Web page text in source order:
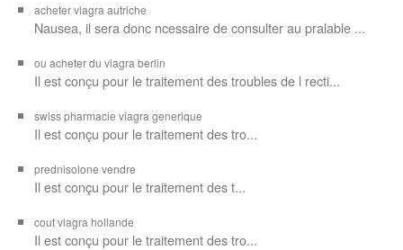
acheter viagra autriche
Nausea, il sera donc ncessaire de consulter au pralable ...
ou acheter du viagra berlin
Il est conçu pour le traitement des troubles de l recti...
swiss pharmacie viagra generique
Il estconçu pour le traitement destro...
prednisolone vendre
Il est conçu pour le traitement des t...
cout viagra hollande
Il est conçu pour le traitement des tro...